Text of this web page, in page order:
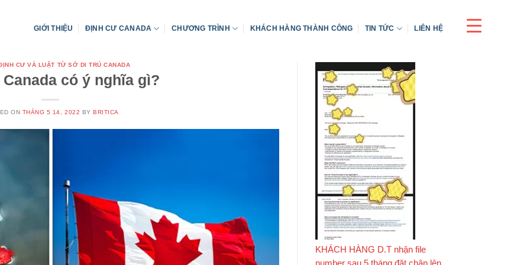
GIỚI THIỆU ĐỊNH CƯ CANADA CHƯƠNG TRÌNH KHÁCH HÀNG THÀNH CÔNG TIN TỨC LIÊN HỆ
CƯ VÀ LUẬT TỪ SỞ DI TRÚ CANADA
có ý nghĩa gì?
ON THÁNG 5 14, 2022 BYBRITICA
KHÁCH HÀNG D.T nhận file